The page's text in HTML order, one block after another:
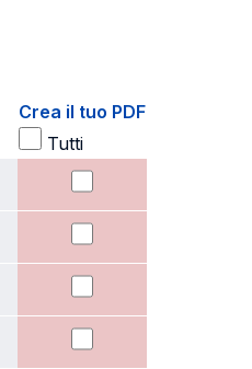
Crea il tuo PDF
Tutti